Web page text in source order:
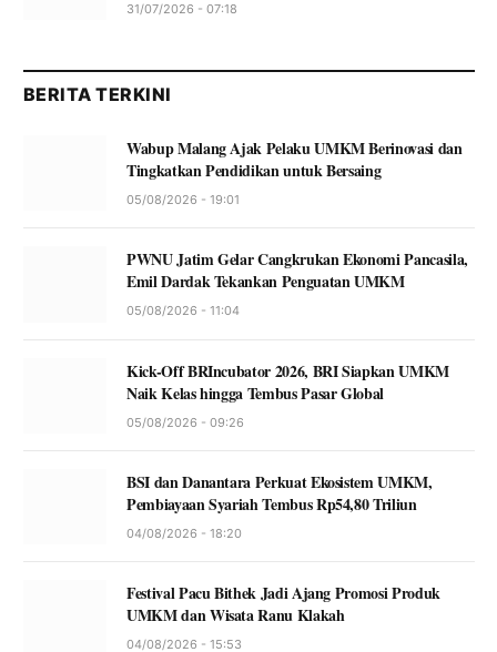
31/07/2026 - 07:18
BERITA TERKINI
Wabup Malang Ajak Pelaku UMKM Berinovasi dan
Tingkatkan Pendidikan untuk Bersaing
05/08/2026 - 19:01
PWNU Jatim Gelar Cangkrukan Ekonomi Pancasila,
Emil Dardak Tekankan Penguatan UMKM
05/08/2026 - 11:04
Kick-Off BRIncubator 2026, BRI Siapkan UMKM
Naik Kelas hingga Tembus Pasar Global
05/08/2026 - 09:26
BSI dan Danantara Perkuat Ekosistem UMKM,
Pembiayaan Syariah Tembus Rp54,80 Triliun
04/08/2026 - 18:20
Festival Pacu Bithek Jadi Ajang Promosi Produk
UMKM dan Wisata Ranu Klakah
04/08/2026 - 15:53